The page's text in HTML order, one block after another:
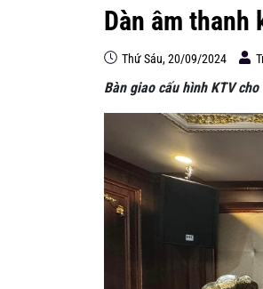
Dàn âm thanh
Thứ Sáu, 20/09/2024
Bàn giao cấu hình KTV